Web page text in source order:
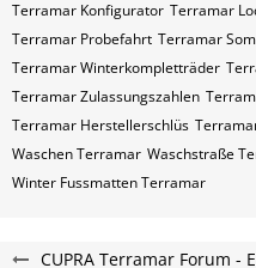
Terramar Konfigurator Terramar
Terramar Probefahrt Terramar
Terramar Winterkompletträder
Terramar Zulassungszahlen
Terramar​​​​​ Herstellerschlüs
Waschen Terramar Waschstraße
Winter Fussmatten Terramar
CUPRA Terramar Forum